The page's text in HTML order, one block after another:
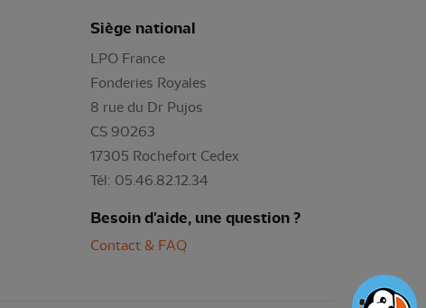
Siège national
LPO France
Fonderies Royales
8 rue du Dr Pujos
CS 90263
17305 Rochefort Cedex
Tél: 05.46.82.12.34
Besoin d'aide, une question ?
Contact & FAQ